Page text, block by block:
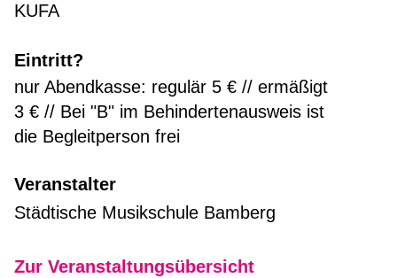
KUFA
Eintritt?
nur Abendkasse: regulär 5 € // ermäßigt
3 € // Bei "B" im Behindertenausweis ist
die Begleitperson frei
Veranstalter
Städtische Musikschule Bamberg
Zur Veranstaltungsübersicht